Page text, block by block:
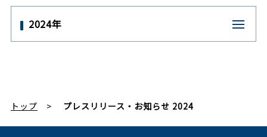
2024年
トップ プレスリリース・お知らせ 2024